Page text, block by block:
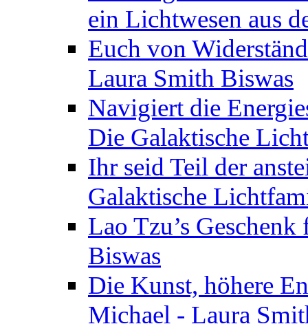
ein Lichtwesen aus
Euch von
Laura Smith Biswas
Navigiert die
Die Galaktische
Ihr seid Teil der
Galaktische
Lao Tzu’s
Biswas
Die Kunst, höhere
Michael - Laura